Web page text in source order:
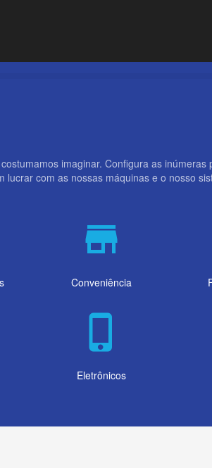
imaginar. Configura as
com as nossas máquinas e o nosso
store
Conveniência
phone_iphone
Eletrônicos